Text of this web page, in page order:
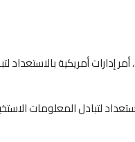
إدارات أمريكية بالاستعداد
لتبادل المعلومات